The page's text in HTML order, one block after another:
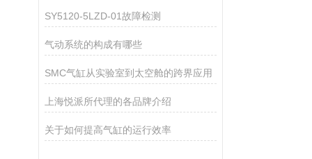
SY5120-5LZD-01故障检测
气动系统的构成有哪些
SMC气缸从实验室到太空舱的跨界应用
上海悦派所代理的各品牌介绍
关于如何提高气缸的运行效率